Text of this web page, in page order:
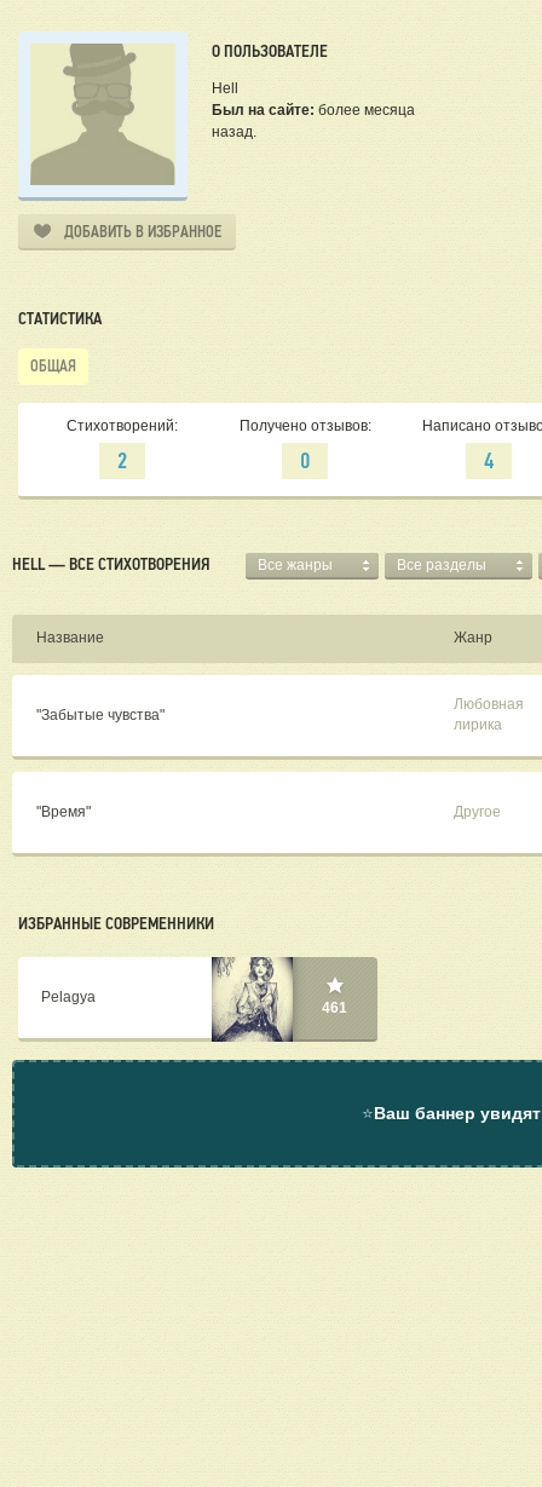
О ПОЛЬЗОВАТЕЛЕ
Hell
Был на сайте: более месяца
назад.
ДОБАВИТЬ В ИЗБРАННОЕ
СТАТИСТИКА
ОБЩАЯ
Стихотворений:
2
Получено отзывов:
0
Написано
4
HELL — ВСЕ СТИХОТВОРЕНИЯ Все жанры Все разделы
Название Жанр
"Забытые чувства"
Любовная
лирика
"Время" Другое
ИЗБРАННЫЕ СОВРЕМЕННИКИ
Pelagya
461
⭐Ваш баннер